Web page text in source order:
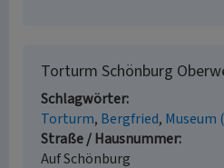
Torturm Schönburg
Schlagwörter
Torturm Bergfried
Straße / Hausnummer
Auf Schönburg